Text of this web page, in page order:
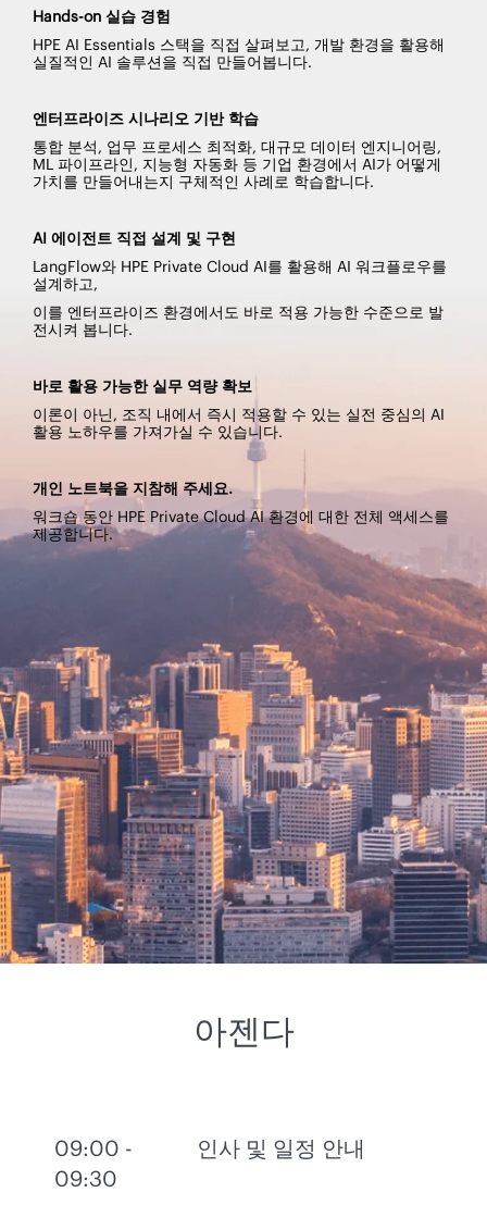
Hands-on 실습 경험
HPE AI Essentials 스택을 직접 살펴보고, 개발 환경을 활용해
실질적인 AI 솔루션을 직접 만들어봅니다.
엔터프라이즈 시나리오 기반 학습
통합 분석, 업무 프로세스 최적화, 대규모 데이터 엔지니어링,
ML 파이프라인, 지능형 자동화 등 기업 환경에서 AI가 어떻게
가치를 만들어내는지 구체적인 사례로 학습합니다.
AI 에이전트 직접 설계 및 구현
LangFlow와 HPE Private Cloud AI를 활용해 AI 워크플로우를
설계하고,
이를 엔터프라이즈 환경에서도 바로 적용 가능한 수준으로 발
전시켜 봅니다.
바로 활용 가능한 실무 역량 확보
이론이 아닌, 조직 내에서 즉시 적용할 수 있는 실전 중심의 AI
활용 노하우를 가져가실 수 있습니다.
개인 노트북을 지참해 주세요.
워크숍 동안 HPE Private Cloud AI 환경에 대한 전체 액세스를
제공합니다.
아젠다
09:00 -
09:30
인사 및 일정 안내